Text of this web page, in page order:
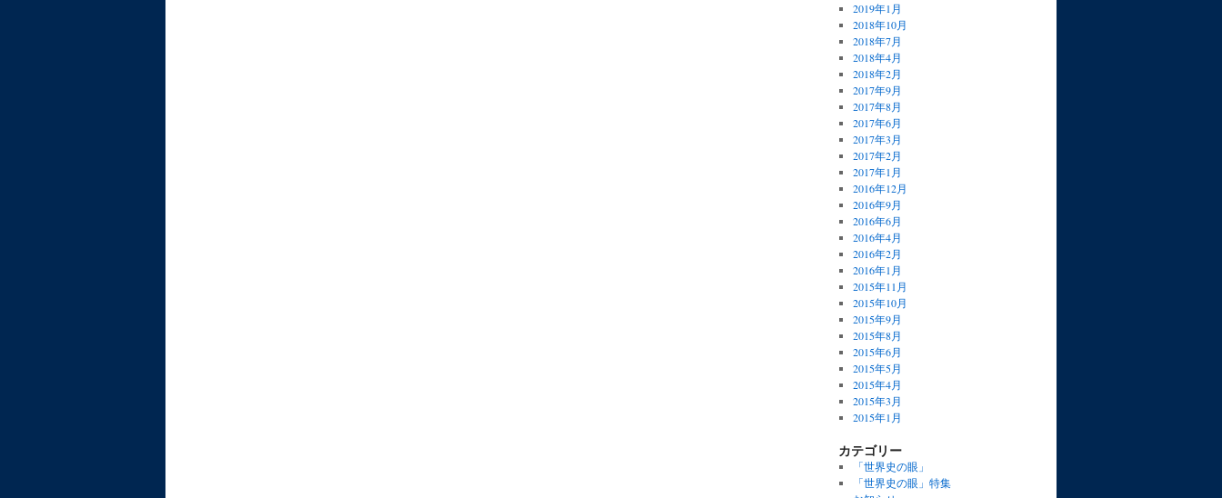
2019年1月
2018年10月
2018年7月
2018年4月
2018年2月
2017年9月
2017年8月
2017年6月
2017年3月
2017年2月
2017年1月
2016年12月
2016年9月
2016年6月
2016年4月
2016年2月
2016年1月
2015年11月
2015年10月
2015年9月
2015年8月
2015年6月
2015年5月
2015年4月
2015年3月
2015年1月
カテゴリー
「世界史の眼」
「世界史の眼」特集